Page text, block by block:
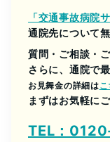
「交通事故病院
通院先について
質問・ご相談・
さらに、通院で
お見舞金の詳細はこ
まずはお気軽に
TEL：